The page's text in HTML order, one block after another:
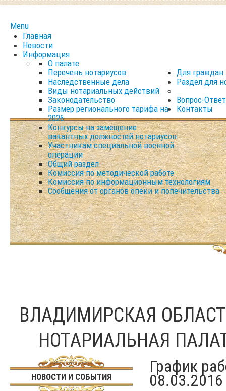
Menu
Главная
Новости
Информация
О палате
Перечень нотариусов
Наследственные дела
Виды нотариальных действий
Законодательство
Размер регионального тарифа на
2026
Конкурсы на замещение
вакантных должностей нотариусов
Участникам специальной военной
операции
Для граждан
Раздел для
Общий раздел
Комиссия по методической работе
Комиссия по информационным технологиям
Сообщения от органов опеки и попечительства
Вопрос-Ответ
Контакты
ВЛАДИМИРСКАЯ
НОТАРИАЛЬНАЯ
НОВОСТИ И СОБЫТИЯ
График
08.03.2016